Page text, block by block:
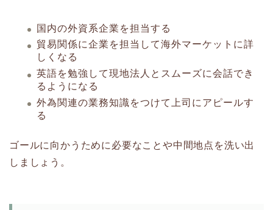
国内の外資系企業を担当する
貿易関係に企業を担当して海外マーケットに詳
しくなる
英語を勉強して現地法人とスムーズに会話でき
るようになる
外為関連の業務知識をつけて上司にアピールす
る
ゴールに向かうために必要なことや中間地点を洗い出
しましょう。